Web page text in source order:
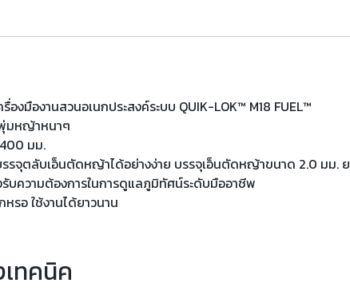
องมืองานสวนอเนกประสงค์ระบบ QUIK-LOK™ M18 FUEL™
มหญ้าหนาๆ
มม.
รจุตลับเอ็นตัดหญ้าได้อย่างง่าย บรรจุเอ็นตัดหญ้าขนาด 2.0 มม.
บความต้องการในการดูแลภูมิทัศน์ระดับมืออาชีพ
รอ ใช้งานได้ยาวนาน
ทคนิค